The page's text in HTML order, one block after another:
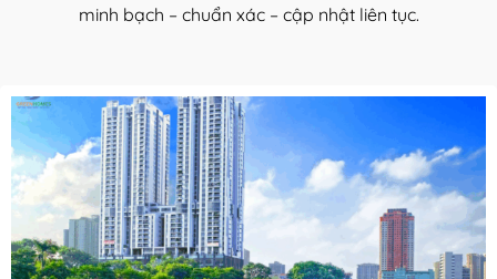
minh bạch – chuẩn xác – cập nhật liên tục.